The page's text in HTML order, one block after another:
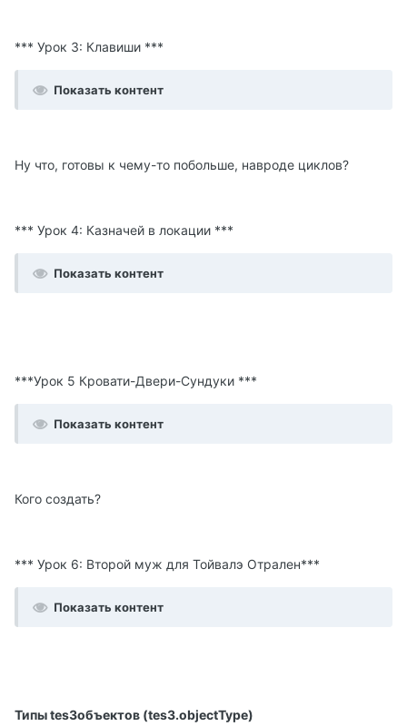
*** Урок 3: Клавиши ***
Показать контент
Ну что, готовы к чему-то побольше, навроде циклов?
*** Урок 4: Казначей в локации ***
Показать контент
***Урок 5 Кровати-Двери-Сундуки ***
Показать контент
Кого создать?
*** Урок 6: Bторой муж для Тойвалэ Отрален***
Показать контент
Типы tes3объектов (tes3.objectType)